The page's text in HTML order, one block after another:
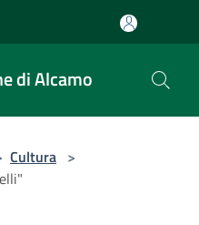
di Alcamo
Cultura >